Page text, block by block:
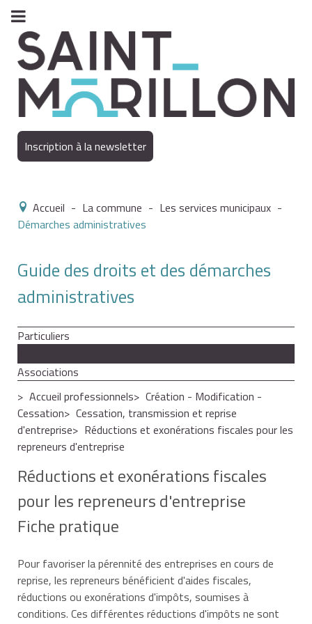
Inscription à la newsletter
Accueil - La commune - Les services municipaux -
Démarches administratives
Guide des droits et des démarches
administratives
Particuliers
Associations
Accueil professionnels
Création - Modification -
Cessation
Cessation, transmission et reprise
d'entreprise
Réductions et exonérations fiscales pour les
repreneurs d'entreprise
Réductions et exonérations fiscales
pour les repreneurs d'entreprise
Fiche pratique
Pour favoriser la pérennité des entreprises en cours de
reprise, les repreneurs bénéficient d'aides fiscales,
réductions ou exonérations d'impôts, soumises à
conditions. Ces différentes réductions d'impôts ne sont